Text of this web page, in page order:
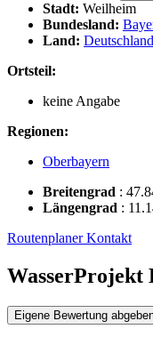
Stadt: Weilheim
Bundesland:
Land: Deutschland
Ortsteil:
keine Angabe
Regionen:
Oberbayern
Breitengrad :
Längengrad :
RoutenplanerKontakt
WasserProjekt
Eigene Bewertung